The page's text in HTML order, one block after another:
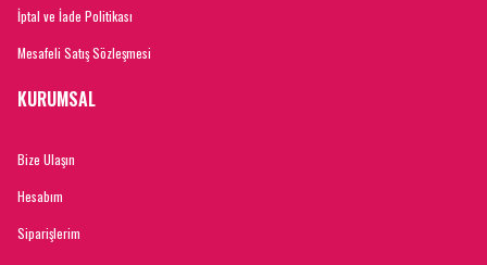
İptal ve İade Politikası
Mesafeli Satış Sözleşmesi
KURUMSAL
Bize Ulaşın
Hesabım
Siparişlerim